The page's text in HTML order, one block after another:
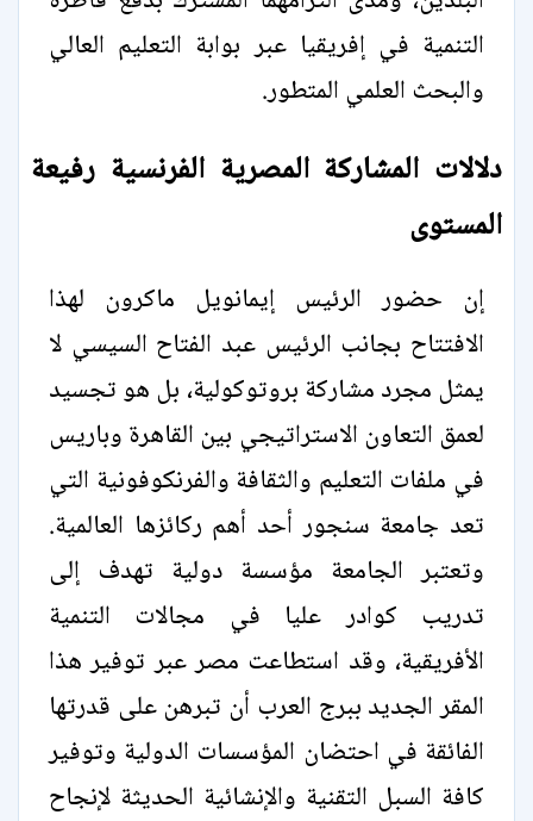
التنمية في إفريقيا عبر بوابة التعليم العالي
والبحث العلمي المتطور.
دلالات المشاركة المصرية الفرنسية رفيعة
المستوى
إن حضور الرئيس إيمانويل ماكرون لهذا
الافتتاح بجانب الرئيس عبد الفتاح السيسي لا
يمثل مجرد مشاركة بروتوكولية، بل هو تجسيد
لعمق التعاون الاستراتيجي بين القاهرة وباريس
في ملفات التعليم والثقافة والفرنكوفونية التي
تعد جامعة سنجور أحد أهم ركائزها العالمية.
وتعتبر الجامعة مؤسسة دولية تهدف إلى
تدريب كوادر عليا في مجالات التنمية
الأفريقية، وقد استطاعت مصر عبر توفير هذا
المقر الجديد ببرج العرب أن تبرهن على قدرتها
الفائقة في احتضان المؤسسات الدولية وتوفير
كافة السبل التقنية والإنشائية الحديثة لإنجاح